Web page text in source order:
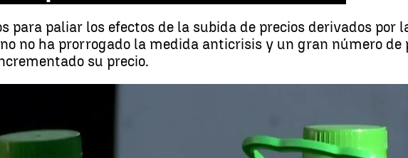
para paliar los efectos de la subida de precios derivados por
no ha prorrogado la medida anticrisis y un gran número de
su precio.